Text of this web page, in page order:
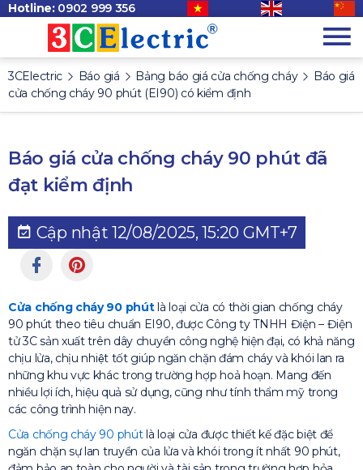
Hotline: 0902 999 356
3CElectric Báo giá Bảng báo giá cửa chống cháy
Báo giá
cửa chống cháy 90 phút (EI90) có kiểm định
Báo giá cửa chống cháy 90 phút đã
đạt kiểm định
Cập nhật 12/08/2025, 15:20 GMT+7
Cửa chống cháy 90 phútlà loại cửa có thời gian chống cháy
90 phút theo tiêu chuẩn EI90, được Công ty TNHH Điện – Điện
tử 3C sản xuất trên dây chuyền công nghệ hiện đại, có khả năng
chịu lửa, chịu nhiệt tốt giúp ngăn chặn đám cháy và khói lan ra
những khu vực khác trong trường hợp hoả hoạn. Mang đến
nhiều lợi ích, hiệu quả sử dụng, cũng như tính thẩm mỹ trong
các công trình hiện nay.
Cửa chống cháy 90 phútlà loại cửa được thiết kế đặc biệt để
ngăn chặn sự lan truyền của lửa và khói trong ít nhất 90 phút,